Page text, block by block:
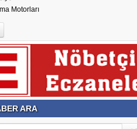
Motorları
ARA